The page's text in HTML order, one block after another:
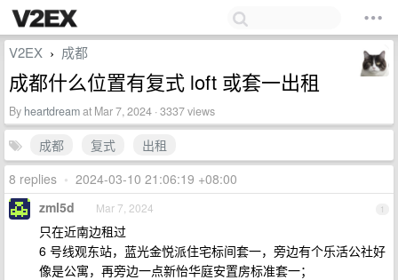
V2EX › 成都
成都什么位置有复式 loft 或套一出租
By heartdreamat Mar 7, 2024 · 3337 views
成都 复式
出租
8 replies • 2024-03-10 21:06:19 +08:00
1
zml5d Mar 7, 2024
只在近南边租过
6 号线观东站，蓝光金悦派住宅标间套一，旁边有个乐活公社好
像是公寓，再旁边一点新怡华庭安置房标准套一；